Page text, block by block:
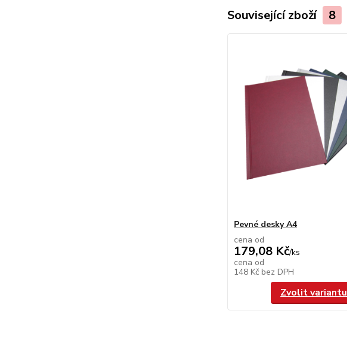
Související zboží 8
Pevné desky A4
cena od
179,08 Kč/ks
cena od
148 Kč bez DPH
Zvolit variantu